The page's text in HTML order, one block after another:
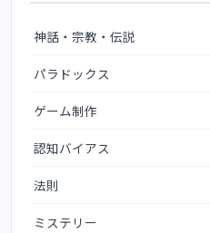
神話・宗教・伝説
パラドックス
ゲーム制作
認知バイアス
法則
ミステリー